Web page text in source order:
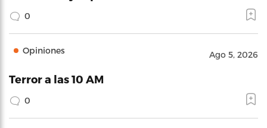
0
Opiniones Ago 5, 2026
Terror a las 10 AM
0